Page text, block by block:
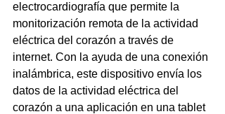
electrocardiografía que permite la
monitorización remota de la actividad
eléctrica del corazón a través de
internet. Con la ayuda de una conexión
inalámbrica, este dispositivo envía los
datos de la actividad eléctrica del
corazón a una aplicación en una tablet